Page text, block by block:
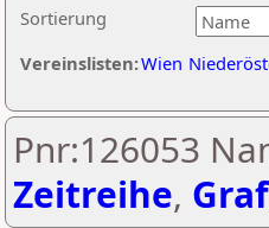
Sortierung
Vereinslisten:Wien
Pnr:126053
Zeitreihe,